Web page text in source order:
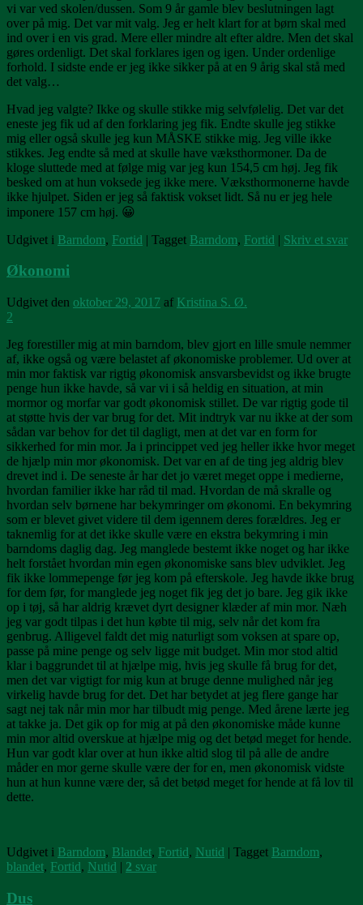
vi var ved skolen/dussen. Som 9 år gamle blev beslutningen lagt
over på mig. Det var mit valg. Jeg er helt klart for at børn skal med
ind over i en vis grad. Mere eller mindre alt efter aldre. Men det skal
gøres ordenligt. Det skal forklares igen og igen. Under ordenlige
forhold. I sidste ende er jeg ikke sikker på at en 9 årig skal stå med
det valg…
Hvad jeg valgte? Ikke og skulle stikke mig selvfølelig. Det var det
eneste jeg fik ud af den forklaring jeg fik. Endte skulle jeg stikke
mig eller også skulle jeg kun MÅSKE stikke mig. Jeg ville ikke
stikkes. Jeg endte så med at skulle have væksthormoner. Da de
kloge sluttede med at følge mig var jeg kun 154,5 cm høj. Jeg fik
besked om at hun voksede jeg ikke mere. Væksthormonerne havde
ikke hjulpet. Siden er jeg så faktisk vokset lidt. Så nu er jeg hele
imponere 157 cm høj. 😀
Udgivet i Barndom, Fortid | Tagget Barndom, Fortid | Skriv et svar
Økonomi
Udgivet den oktober 29, 2017 af Kristina S. Ø.
2
Jeg forestiller mig at min barndom, blev gjort en lille smule nemmer
af, ikke også og være belastet af økonomiske problemer. Ud over at
min mor faktisk var rigtig økonomisk ansvarsbevidst og ikke brugte
penge hun ikke havde, så var vi i så heldig en situation, at min
mormor og morfar var godt økonomisk stillet. De var rigtig gode til
at støtte hvis der var brug for det. Mit indtryk var nu ikke at der som
sådan var behov for det til dagligt, men at det var en form for
sikkerhed for min mor. Ja i princippet ved jeg heller ikke hvor meget
de hjælp min mor økonomisk. Det var en af de ting jeg aldrig blev
drevet ind i. De seneste år har det jo været meget oppe i medierne,
hvordan familier ikke har råd til mad. Hvordan de må skralle og
hvordan selv børnene har bekymringer om økonomi. En bekymring
som er blevet givet videre til dem igennem deres forældres. Jeg er
taknemlig for at det ikke skulle være en ekstra bekymring i min
barndoms daglig dag. Jeg manglede bestemt ikke noget og har ikke
helt forstået hvordan min egen økonomiske sans blev udviklet. Jeg
fik ikke lommepenge før jeg kom på efterskole. Jeg havde ikke brug
for dem før, for manglede jeg noget fik jeg det jo bare. Jeg gik ikke
op i tøj, så har aldrig krævet dyrt designer klæder af min mor. Næh
jeg var godt tilpas i det hun købte til mig, selv når det kom fra
genbrug. Alligevel faldt det mig naturligt som voksen at spare op,
passe på mine penge og selv ligge mit budget. Min mor stod altid
klar i baggrundet til at hjælpe mig, hvis jeg skulle få brug for det,
men det var vigtigt for mig kun at bruge denne mulighed når jeg
virkelig havde brug for det. Det har betydet at jeg flere gange har
sagt nej tak når min mor har tilbudt mig penge. Med årene lærte jeg
at takke ja. Det gik op for mig at på den økonomiske måde kunne
min mor altid overskue at hjælpe mig og det betød meget for hende.
Hun var godt klar over at hun ikke altid slog til på alle de andre
måder en mor gerne skulle være der for en, men økonomisk vidste
hun at hun kunne være der, så det betød meget for hende at få lov til
dette.
Udgivet i Barndom, Blandet, Fortid, Nutid | Tagget Barndom,
blandet, Fortid, Nutid | 2 svar
Dus